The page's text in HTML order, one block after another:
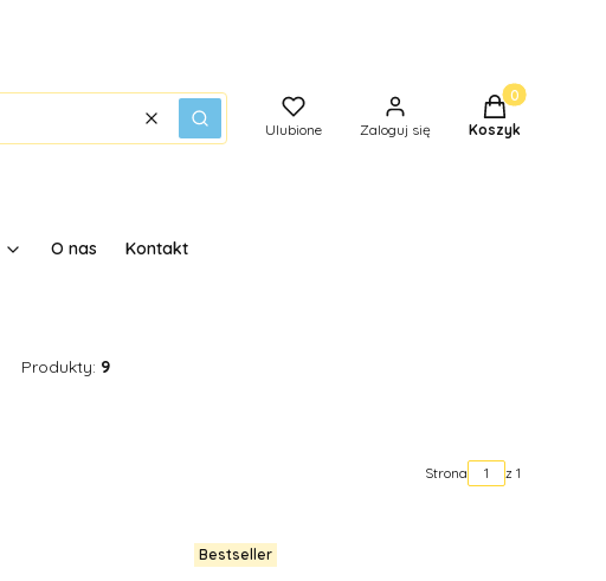
WyczyśćSzukaj Ulubione Zaloguj się
Produkty w
Koszyk
O nas Kontakt
Produkty: 9
Strona z 1
Bestseller